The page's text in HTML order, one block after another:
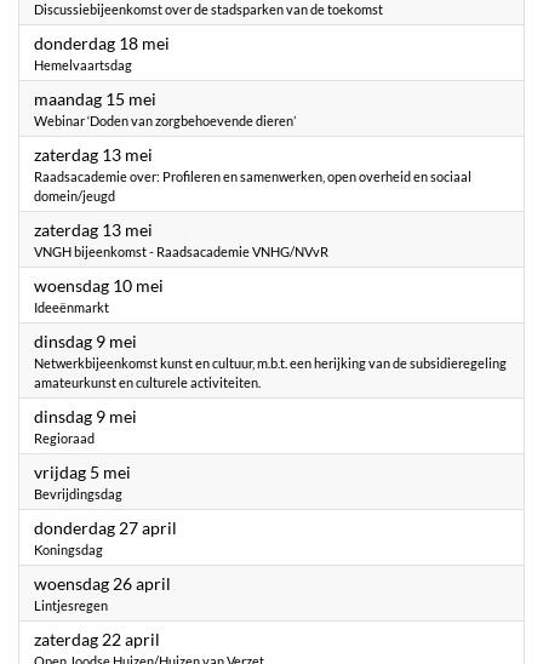
Discussiebijeenkomst over de stadsparken van de toekomst
donderdag 18 mei
Hemelvaartsdag
maandag 15 mei
Webinar ‘Doden van zorgbehoevende dieren’
zaterdag 13 mei
Raadsacademie over: Profileren en samenwerken, open overheid en sociaal
domein/jeugd
zaterdag 13 mei
VNGH bijeenkomst - Raadsacademie VNHG/NVvR
woensdag 10 mei
Ideeënmarkt
dinsdag 9 mei
Netwerkbijeenkomst kunst en cultuur, m.b.t. een herijking van de subsidieregeling
amateurkunst en culturele activiteiten.
dinsdag 9 mei
Regioraad
vrijdag 5 mei
Bevrijdingsdag
donderdag 27 april
Koningsdag
woensdag 26 april
Lintjesregen
zaterdag 22 april